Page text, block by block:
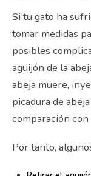
Si tu gato ha
tomar medidas
posibles
aguijón de la
abeja muere,
picadura de
comparación
Por tanto,